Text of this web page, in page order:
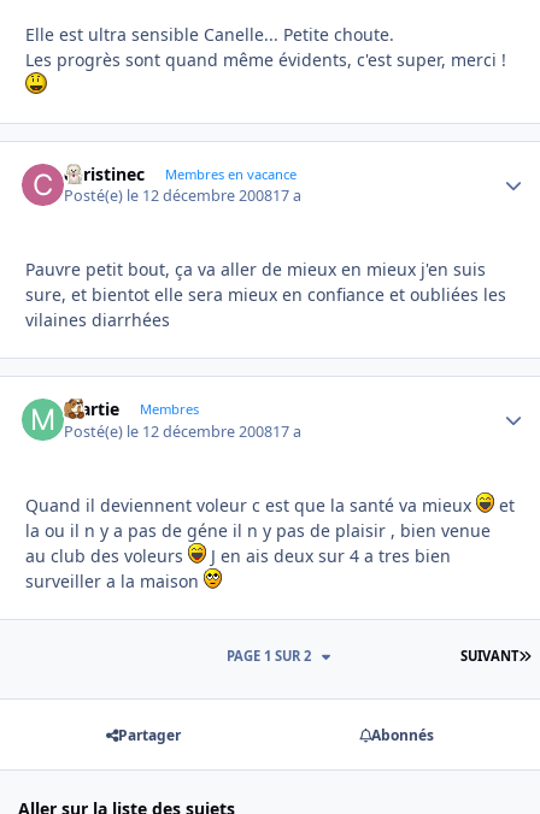
Elle est ultra sensible Canelle... Petite choute.
Les progrès sont quand même évidents, c'est super, merci !
christinec Membres en vacance
Posté(e) le 12 décembre 200817 a
Pauvre petit bout, ça va aller de mieux en mieux j'en suis
sure, et bientot elle sera mieux en confiance et oubliées les
vilaines diarrhées
martie Membres
Posté(e) le 12 décembre 200817 a
Quand il deviennent voleur c est que la santé va mieux
et
la ou il n y a pas de géne il n y pas de plaisir , bien venue
au club des voleurs
J en ais deux sur 4 a tres bien
surveiller a la maison
SUIVANT
PAGE 1 SUR 2
Partager Abonnés
Aller sur la liste des sujets